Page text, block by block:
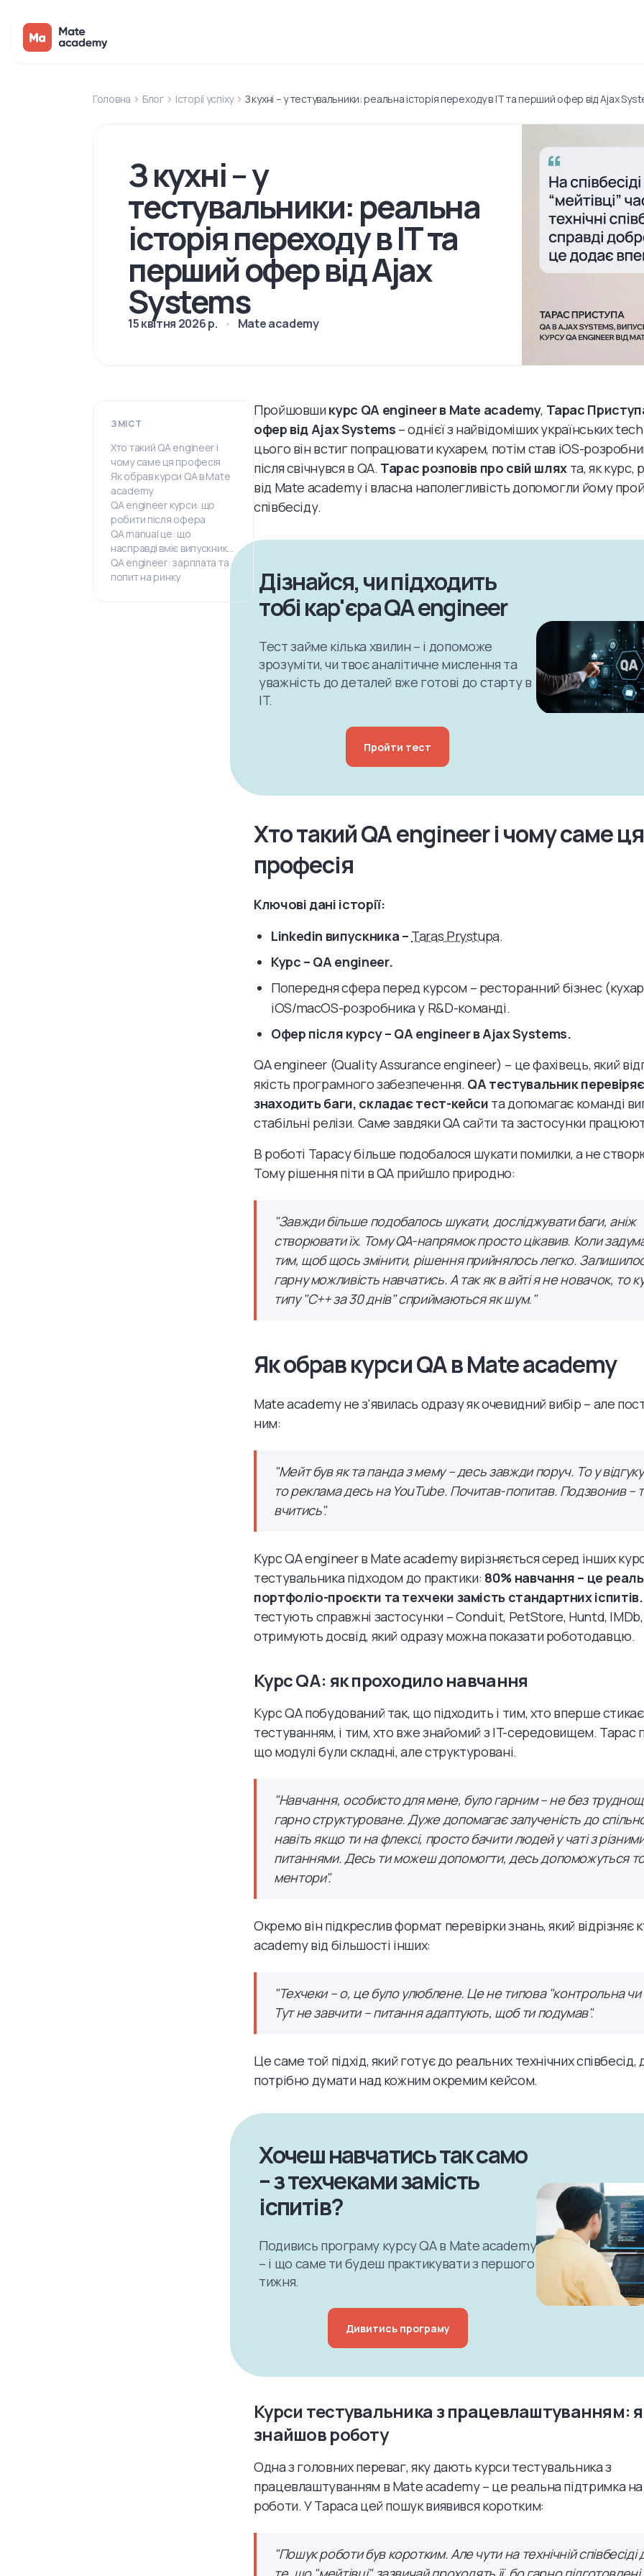
Головна Блог Історії успіху З кухні – у тестувальники: реальна історія переходу в IT та перший офер від Ajax
З кухні – у
тестувальники: реальна
історія переходу в IT та
перший офер від Ajax
Systems
15 квітня 2026 р. Mate academy
ЗМІСТ
Хто такий QA engineer і
чому саме ця професія
Як обрав курси QA в Mate
academy
QA engineer курси: що
робити після офера
QA manual це: що
насправді вміє випускник
курсу
QA engineer: зарплата та
попит на ринку
Пройшовшикурс QA engineer в Mate academy, Тарас
офер від Ajax Systems – однієї з найвідоміших українських
цього він встиг попрацювати кухарем, потім став iOS-
після свічнувся в QA. Тарас розповів про свій шлях та, як курс,
від Mate academy і власна наполегливість допомогли йому
співбесіду.
Дізнайся, чи підходить
тобі кар'єра QA engineer
Тест займе кілька хвилин – і допоможе
зрозуміти, чи твоє аналітичне мислення та
уважність до деталей вже готові до старту в
IT.
Пройти тест
Хто такий QA engineer і чому саме ця
професія
Ключові дані історії:
Linkedin випускника – Taras Prystupa.
Курс – QA engineer.
Попередня сфера перед курсом – ресторанний бізнес
iOS/macOS-розробника у R&D-команді.
Офер після курсу – QA engineer в Ajax Systems.
QA engineer (Quality Assurance engineer) – це фахівець, який
якість програмного забезпечення. QA тестувальник
знаходить баги, складає тест-кейси та допомагає команді
стабільні релізи. Саме завдяки QA сайти та застосунки
В роботі Тарасу більше подобалося шукати помилки, а не
Тому рішення піти в QA прийшло природно:
"Завжди більше подобалось шукати, досліджувати баги, аніж
створювати їх. Тому QA-напрямок просто цікавив. Коли
тим, щоб щось змінити, рішення прийнялось легко.
гарну можливість навчатись. А так як в айті я не новачок, то
типу "С++ за 30 днів" сприймаються як шум."
Як обрав курси QA в Mate academy
Mate academy не з'явилась одразу як очевидний вибір – але
ним:
"Мейт був як та панда з мему – десь завжди поруч. То у
то реклама десь на YouTube. Почитав-попитав. Подзвонив –
вчитись".
Курс QA engineer в Mate academy вирізняється серед інших
тестувальника підходом до практики: 80% навчання – це
портфоліо-проєкти та техчеки замість стандартних іспитів.
тестують справжні застосунки – Conduit, PetStore, Huntd,
отримують досвід, який одразу можна показати роботодавцю.
Курс QA: як проходило навчання
Курс QA побудований так, що підходить і тим, хто вперше
тестуванням, і тим, хто вже знайомий з IT-середовищем. Тарас
що модулі були складні, але структуровані.
"Навчання, особисто для мене, було гарним – не без
гарно структуроване. Дуже допомагає залученість до
навіть якщо ти на флексі, просто бачити людей у чаті з
питаннями. Десь ти можеш допомогти, десь допоможуться
ментори".
Окремо він підкреслив формат перевірки знань, який відрізняє
academy від більшості інших:
"Техчеки – о, це було улюблене. Це не типова "контрольна чи
Тут не завчити – питання адаптують, щоб ти подумав".
Це саме той підхід, який готує до реальних технічних співбесід,
потрібно думати над кожним окремим кейсом.
Хочеш навчатись так само
– з техчеками замість
іспитів?
Подивись програму курсу QA в Mate academy
– і що саме ти будеш практикувати з першого
тижня.
Дивитись програму
Курси тестувальника з працевлаштуванням:
знайшов роботу
Одна з головних переваг, яку дають курси тестувальника з
працевлаштуванням в Mate academy – це реальна підтримка на
роботи. У Тараса цей пошук виявився коротким:
"Пошук роботи був коротким. Але чути на технічній співбесіді